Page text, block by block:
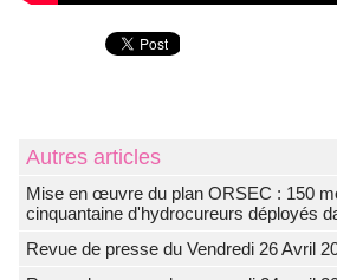
Autres articles
Mise en œuvre du plan ORSEC : 150
cinquantaine d'hydrocureurs déployés
Revue de presse du Vendredi 26 Avril